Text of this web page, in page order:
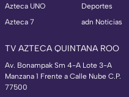
Azteca UNO
Azteca 7
Deportes
adn Noticias
TV AZTECA QUINTANA ROO
Av. Bonampak Sm 4-A Lote 3-A
Manzana 1 Frente a Calle Nube C.P.
77500